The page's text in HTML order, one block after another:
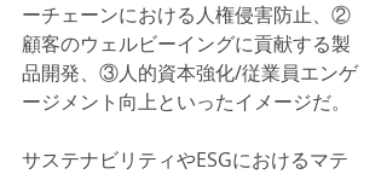
ーチェーンにおける人権侵害防止、②
顧客のウェルビーイングに貢献する製
品開発、③人的資本強化/従業員エンゲ
ージメント向上といったイメージだ。
サステナビリティやESGにおけるマテ